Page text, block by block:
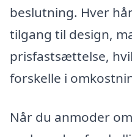
beslutning. Hver
tilgang til design,
prisfastsættelse,
forskelle i
Når du anmoder